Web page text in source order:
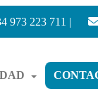
973 223 711 |